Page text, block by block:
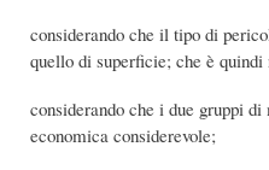
considerando che il tipo di
quello di superficie; che è
considerando che i due gruppi
economica considerevole;